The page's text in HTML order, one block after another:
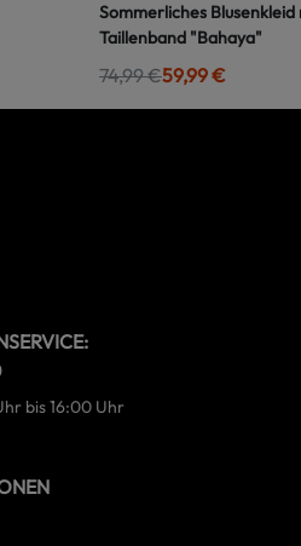
Sommerliches Blusenkleid
Taillenband "Bahaya"
74,99 €59,99 €
bis 16:00 Uhr